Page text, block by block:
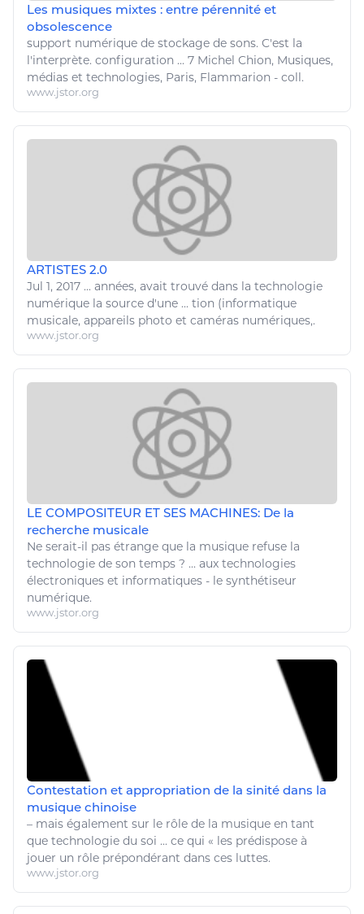
Les musiques mixtes : entre pérennité et
obsolescence
support numérique de stockage de sons. C'est la
l'interprète. configuration ... 7 Michel Chion, Musiques,
médias et technologies, Paris, Flammarion - coll.
www.jstor.org
ARTISTES 2.0
Jul 1, 2017 ... années, avait trouvé dans la technologie
numérique la source d'une ... tion (informatique
musicale, appareils photo et caméras numériques,.
www.jstor.org
LE COMPOSITEUR ET SES MACHINES: De la
recherche musicale
Ne serait-il pas étrange que la musique refuse la
technologie de son temps ? ... aux technologies
électroniques et informatiques - le synthétiseur
numérique.
www.jstor.org
Contestation et appropriation de la sinité dans la
musique chinoise
– mais également sur le rôle de la musique en tant
que technologie du soi ... ce qui « les prédispose à
jouer un rôle prépondérant dans ces luttes.
www.jstor.org